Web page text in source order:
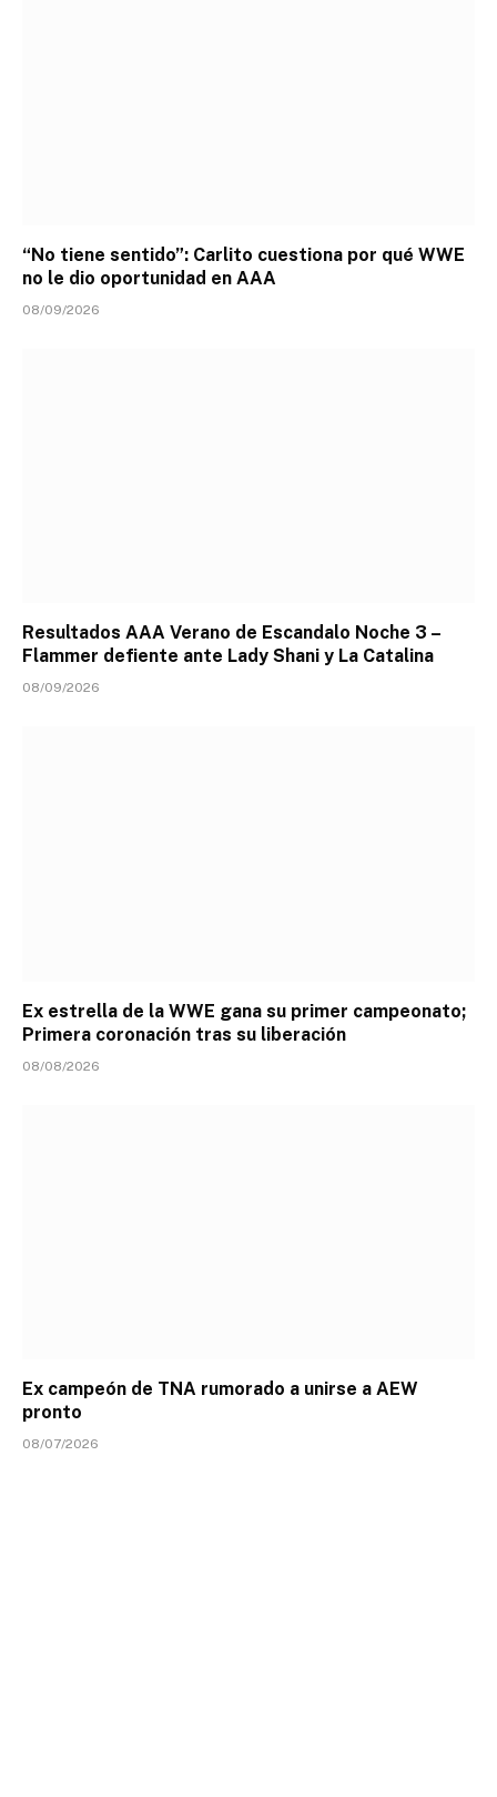
“No tiene sentido”: Carlito cuestiona por qué WWE
no le dio oportunidad en AAA
08/09/2026
Resultados AAA Verano de Escandalo Noche 3 –
Flammer defiente ante Lady Shani y La Catalina
08/09/2026
Ex estrella de la WWE gana su primer campeonato;
Primera coronación tras su liberación
08/08/2026
Ex campeón de TNA rumorado a unirse a AEW
pronto
08/07/2026